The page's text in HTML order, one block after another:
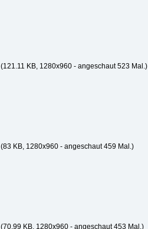
(121.11 KB, 1280x960 - angeschaut 523 Mal.)
(83 KB, 1280x960 - angeschaut 459 Mal.)
(70.99 KB, 1280x960 - angeschaut 453 Mal.)